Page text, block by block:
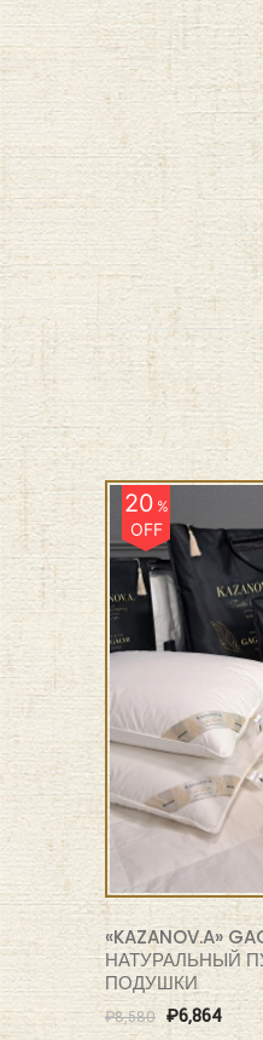
20%
OFF
«KAZANOV.A»
НАТУРАЛЬНЫЙ
ПОДУШКИ
₽8,580 ₽6,864